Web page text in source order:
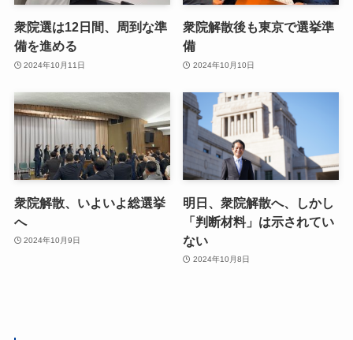
衆院選は12日間、周到な準
備を進める
2024年10月11日
衆院解散後も東京で選挙準
備
2024年10月10日
衆院解散、いよいよ総選挙
へ
2024年10月9日
明日、衆院解散へ、しかし
「判断材料」は示されてい
ない
2024年10月8日